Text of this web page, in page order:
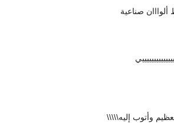
صناعية
وأتوب إليه\\\\\